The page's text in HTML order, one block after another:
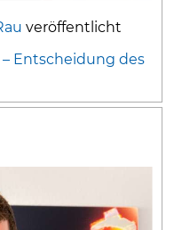
veröffentlicht
Entscheidung des